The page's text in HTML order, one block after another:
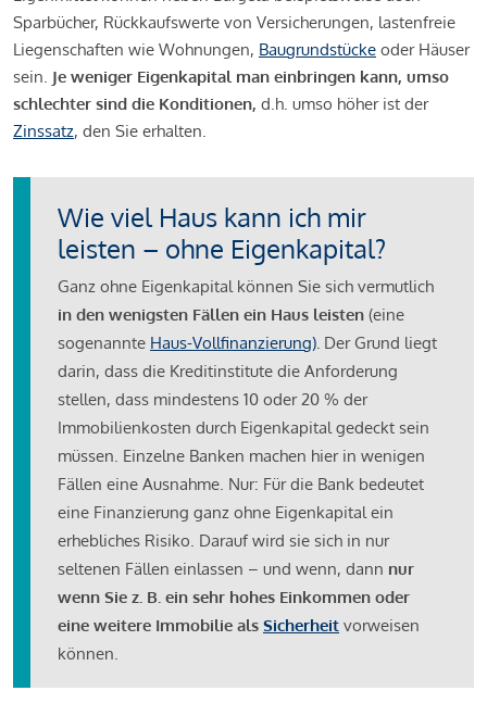
Sparbücher, Rückkaufswerte von Versicherungen, lastenfreie
Liegenschaften wie Wohnungen, Baugrundstücke oder Häuser
sein. Je weniger Eigenkapital man einbringen kann, umso
schlechter sind die Konditionen, d.h. umso höher ist der
Zinssatz, den Sie erhalten.
Wie viel Haus kann ich mir
leisten – ohne Eigenkapital?
Ganz ohne Eigenkapital können Sie sich vermutlich
in den wenigsten Fällen ein Haus leisten (eine
sogenannte Haus-Vollfinanzierung). Der Grund liegt
darin, dass die Kreditinstitute die Anforderung
stellen, dass mindestens 10 oder 20 % der
Immobilienkosten durch Eigenkapital gedeckt sein
müssen. Einzelne Banken machen hier in wenigen
Fällen eine Ausnahme. Nur: Für die Bank bedeutet
eine Finanzierung ganz ohne Eigenkapital ein
erhebliches Risiko. Darauf wird sie sich in nur
seltenen Fällen einlassen – und wenn, dann nur
wenn Sie z. B. ein sehr hohes Einkommen oder
eine weitere Immobilie als Sicherheit vorweisen
können.